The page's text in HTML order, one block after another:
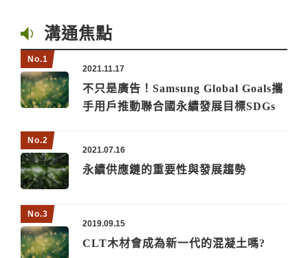
溝通焦點
2021.11.17
不只是廣告！Samsung Global Goals攜
手用戶推動聯合國永續發展目標SDGs
2021.07.16
永續供應鏈的重要性與發展趨勢
2019.09.15
CLT木材會成為新一代的混凝土嗎?